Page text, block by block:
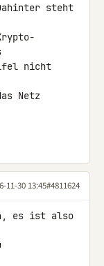
steht
nicht
Netz
11-30 13:45#4811624
es ist also